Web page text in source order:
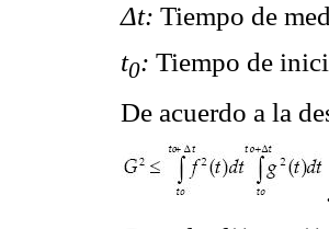
Δt: Tiempo de
t0: Tiempo de
De acuerdo a la